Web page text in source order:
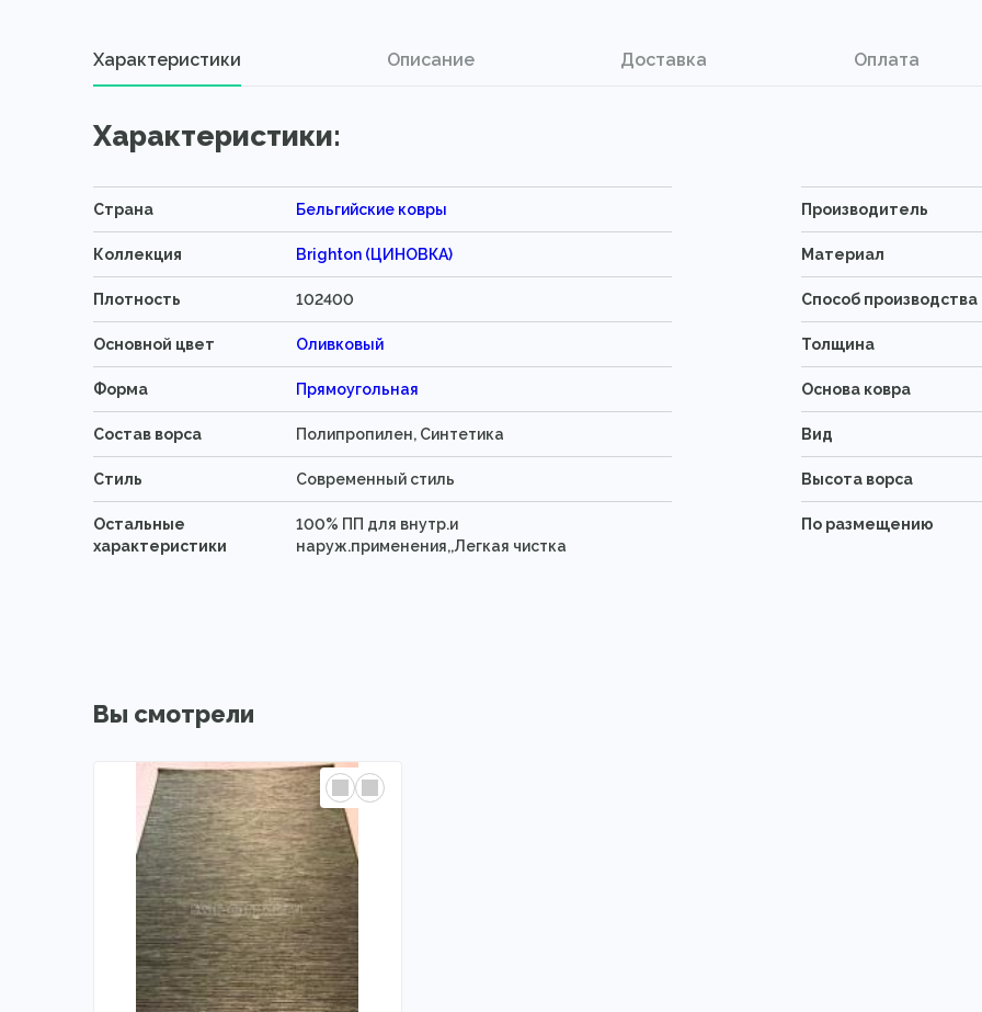
Характеристики Описание Доставка Оплата
Характеристики:
Страна Бельгийские ковры Производитель
Коллекция Brighton (ЦИНОВКА) Материал
Плотность 102400 Способ производства
Основной цвет Оливковый Толщина
Форма Прямоугольная Основа ковра
Состав ворса Полипропилен, Синтетика Вид
Стиль Современный стиль Высота ворса
Остальные
характеристики
100% ПП для внутр.и
наруж.применения,,Легкая чистка
По размещению
Вы смотрели